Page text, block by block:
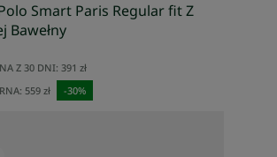
Smart Paris Regular fit Z
Bawełny
Z 30 DNI: 391 zł
559 zł -30%